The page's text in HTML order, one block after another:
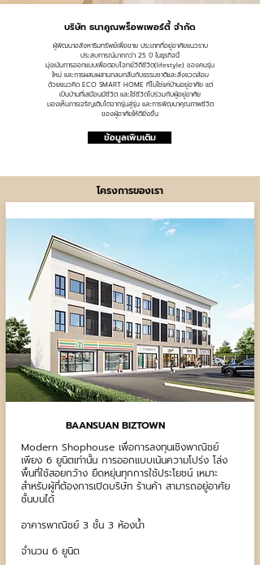
บริษัท ธนาคูณพร็อพเพอร์ตี้ จำกัด
ผู้พัฒนาอสังหาริมทรัพย์เพื่อขาย ประเภทที่อยู่อาศัยแนวราบ
ประสบการณ์มากกว่า 25 ปี ในธุรกิจนี้
มุ่งเน้นการออกแบบเพื่อตอบโจทย์วิถีชีวิต(lifestyle) ของคนรุ่น
ใหม่ และการผสมผสานกลมกลืนกับธรรมชาติและสิ่งแวดล้อม
ด้วยแนวคิด ECO SMART HOME ที่ไม่ใช่แค่บ้านอยู่อาศัย แต่
เป็นบ้านที่เสมือนมีชีวิต และใช้ชีวิตไปร่วมกับผู้อยู่อาศัย
มองเห็นการเจริญเติบโตจากรุ่นสู่รุ่น และการพัฒนาคุณภาพชีวิต
ของผู้อาศัยให้ดียิ่งขึ้น
ข้อมูลเพิ่มเติม
โครงการของเรา
BAANSUAN BIZTOWN
Modern Shophouse เพื่อการลงทุนเชิงพาณิชย์​
เพียง 6 ยูนิตเท่านั้น การออกแบบเน้นความโปร่ง โล่ง
พื้นที่ใช้สอยกว้าง ยืดหยุ่นทุกการใช้ประโยชน์ เหมาะ
สำหรับผู้ที่ต้องการเปิดบริษัท ร้านค้า สามารถอยู่อาศัย
ชั้นบนได้
อาคารพาณิชย์ 3 ชั้น 3 ห้องน้ำ
จำนวน 6 ยูนิต